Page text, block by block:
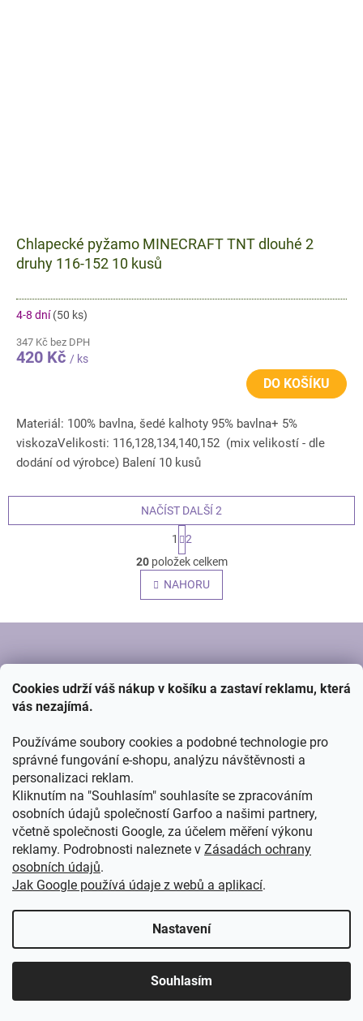
Cookies udrží váš nákup v košíku a zastaví reklamu, která
vás nezajímá.
Používáme soubory cookies a podobné technologie pro
správné fungování e-shopu, analýzu návštěvnosti a
personalizaci reklam.
Kliknutím na "Souhlasím" souhlasíte se zpracováním
osobních údajů společností Garfoo a našimi partnery,
včetně společnosti Google, za účelem měření výkonu
reklamy. Podrobnosti naleznete v Zásadách ochrany
osobních údajů.
Jak Google používá údaje z webů a aplikací.
Nastavení
Souhlasím
Chlapecké pyžamo MINECRAFT TNT dlouhé 2
druhy 116-152 10 kusů
4-8 dní(50 ks)
347 Kč bez DPH
420 Kč / ks
DO KOŠÍKU
Materiál: 100% bavlna, šedé kalhoty 95% bavlna+ 5%
viskozaVelikosti: 116,128,134,140,152 (mix velikostí - dle
dodání od výrobce) Balení 10 kusů
O
v
l
á
í
r
y
v
ý
i
s
u
NAČÍST DALŠÍ 2
S
t
r
á
n
k
v
í
1
2
20položek celkem
NAHORU
P
KONTAKT
ZAVOLEJTE NÁM
(Po - Ne) - 8:00 - 16:00
+420 776 805 278
NAKUPOVÁNÍ
Obchodní podmínky
Zpracování osobních údajů